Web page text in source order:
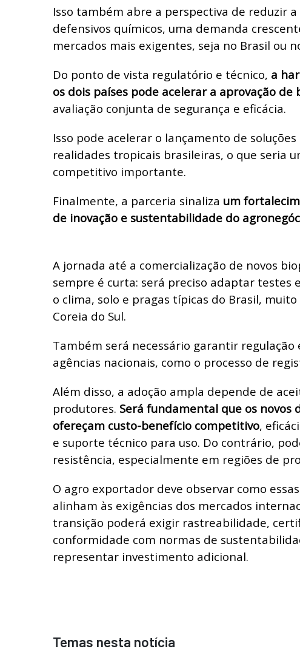
Isso também abre a perspectiva de reduzir
defensivos químicos, uma demanda
mercados mais exigentes, seja no Brasil ou
Do ponto de vista regulatório e técnico, a
os dois países pode acelerar a aprovação de
avaliação conjunta de segurança e eficácia.
Isso pode acelerar o lançamento de
realidades tropicais brasileiras, o que seria
competitivo importante.
Finalmente, a parceria sinaliza um
de inovação e sustentabilidade do
A jornada até a comercialização de novos
sempre é curta: será preciso adaptar testes
o clima, solo e pragas típicas do Brasil,
Coreia do Sul.
Também será necessário garantir regulação
agências nacionais, como o processo de
Além disso, a adoção ampla depende de
produtores. Será fundamental que os novos
ofereçam custo-benefício competitivo,
e suporte técnico para uso. Do contrário,
resistência, especialmente em regiões de
O agro exportador deve observar como
alinham às exigências dos mercados
transição poderá exigir rastreabilidade,
conformidade com normas de
representar investimento adicional.
Temas nesta notícia